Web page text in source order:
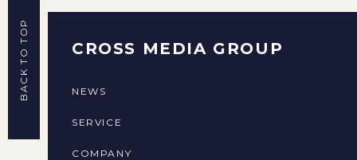
BACK TO TOP CROSS MEDIA GROUP
NEWS
SERVICE
COMPANY